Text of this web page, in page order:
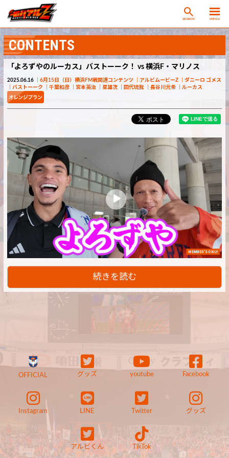
SEARCH MENU
CONTENTS
「よろずやのルーカス」バストーーク！ vs 横浜F・マリノス
2025.06.16 6月15日（日）横浜FM戦関連コンテンツ アルビムービーZ
ダニーロ ゴメス
バストーーク
千葉和彦 宮本英治 星雄次 田代琉我 長谷川元希 ルーカス
MEMBER'S ONLY
続きを読む
OFFICIAL グッズ youtube Facebook
Instagram LINE Twitter グッズ
アルビくん TikTok